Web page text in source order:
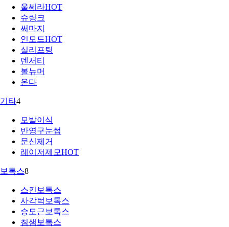
울쎄라HOT
슈링크
써마지
인모드HOT
실리프팅
덴서티
볼뉴머
온다
기타4
모발이식
반영구눈썹
문신제거
레이저제모HOT
보톡스8
스킨보톡스
사각턱보톡스
승모근보톡스
침샘보톡스